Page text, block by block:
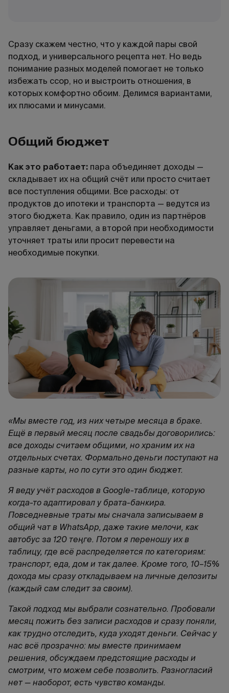
Сразу скажем честно, что у каждой пары свой
подход, и универсального рецепта нет. Но ведь
понимание разных моделей помогает не только
избежать ссор, но и выстроить отношения, в
которых комфортно обоим. Делимся вариантами,
их плюсами и минусами.
Общий бюджет
Как это работает: пара объединяет доходы —
складывает их на общий счёт или просто считает
все поступления общими. Все расходы: от
продуктов до ипотеки и транспорта — ведутся из
этого бюджета. Как правило, один из партнёров
управляет деньгами, а второй при необходимости
уточняет траты или просит перевести на
необходимые покупки.
«Мы вместе год, из них четыре месяца в браке.
Ещё в первый месяц после свадьбы договорились:
все доходы считаем общими, но храним их на
отдельных счетах. Формально деньги поступают на
разные карты, но по сути это один бюджет.
Я веду учёт расходов в Google-таблице, которую
когда-то адаптировал у брата-банкира.
Повседневные траты мы сначала записываем в
общий чат в WhatsApp, даже такие мелочи, как
автобус за 120 теңге. Потом я переношу их в
таблицу, где всё распределяется по категориям:
транспорт, еда, дом и так далее. Кроме того, 10–15%
дохода мы сразу откладываем на личные депозиты
(каждый сам следит за своим).
Такой подход мы выбрали сознательно. Пробовали
месяц пожить без записи расходов и сразу поняли,
как трудно отследить, куда уходят деньги. Сейчас у
нас всё прозрачно: мы вместе принимаем
решения, обсуждаем предстоящие расходы и
смотрим, что можем себе позволить. Разногласий
нет — наоборот, есть чувство команды.